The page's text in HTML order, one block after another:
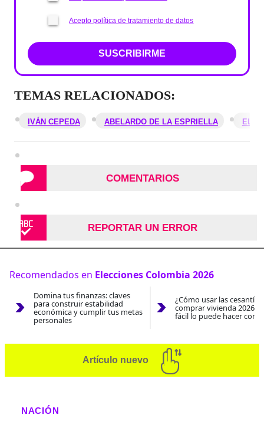
Acepto política de tratamiento de datos
SUSCRIBIRME
TEMAS RELACIONADOS:
IVÁN CEPEDA ABELARDO DE LA ESPRIELLA
COMENTARIOS
REPORTAR UN ERROR
Recomendados en Elecciones Colombia 2026
Domina tus finanzas: claves
para construir estabilidad
económica y cumplir tus metas
personales
¿Cómo usar las
comprar vivienda 2026?
fácil lo puede hacer con
Artículo nuevo
NACIÓN